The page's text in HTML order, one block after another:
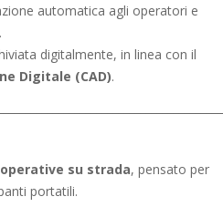
automatica agli operatori e
digitalmente, in linea con il
Digitale (CAD).
operative su strada, pensato per
portatili.